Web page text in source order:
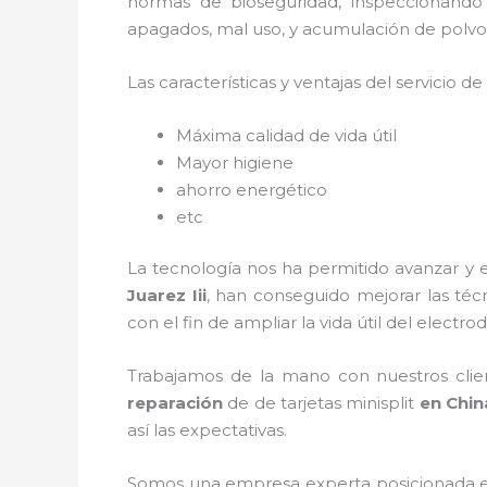
apagados, mal uso, y acumulación de
Las características y ventajas del servicio de
Máxima calidad de vida útil
Mayor higiene
ahorro energético
etc
La tecnología nos ha permitido avanzar
Juarez Iii, han conseguido mejorar las
con el fin de ampliar la vida útil del
Trabajamos de la mano con nuestros
reparación de de tarjetas minisplit en
así las expectativas.